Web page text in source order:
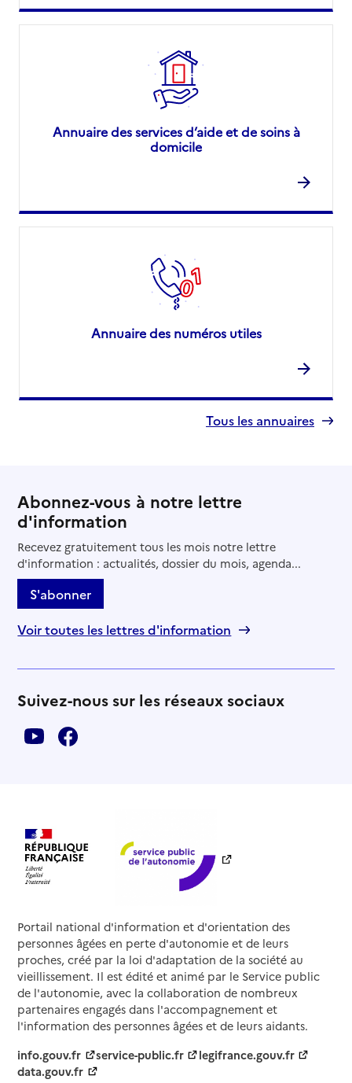
Annuaire des services d’aide et de soins à
domicile
Annuaire des numéros utiles
Tous les annuaires
Abonnez-vous à notre lettre
d'information
Recevez gratuitement tous les mois notre lettre
d'information : actualités, dossier du mois, agenda...
S'abonner
Voir toutes les lettres d'information
Suivez-nous sur les réseaux sociaux
Portail national d'information et d'orientation des
personnes âgées en perte d'autonomie et de leurs
proches, créé par la loi d'adaptation de la société au
vieillissement. Il est édité et animé par le Service public
de l'autonomie, avec la collaboration de nombreux
partenaires engagés dans l'accompagnement et
l'information des personnes âgées et de leurs aidants.
info.gouv.fr
service-public.fr
legifrance.gouv.fr
data.gouv.fr